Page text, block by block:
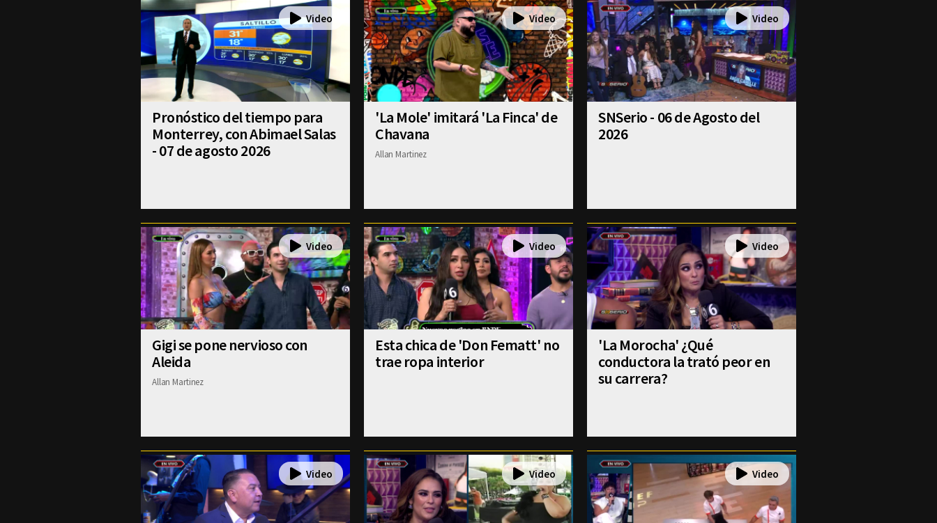
Pronóstico del tiempo para
Monterrey, con Abimael Salas
- 07 de agosto 2026
'La Mole' imitará 'La Finca' de
Chavana
Allan Martinez
SNSerio - 06 de Agosto del
2026
Gigi se pone nervioso con
Aleida
Allan Martinez
Esta chica de 'Don Fematt' no
trae ropa interior
'La Morocha' ¿Qué
conductora la trató peor en
su carrera?